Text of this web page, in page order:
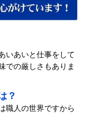
いあいと仕事をして
での厳しさもありま
？
職人の世界ですから